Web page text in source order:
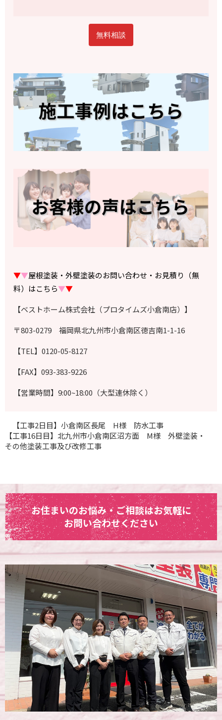
▼▼屋根塗装・外壁塗装のお問い合わせ・お見積り（無
料）はこちら▼▼
【ベストホーム株式会社（プロタイムズ小倉南店）】
〒803-0279 福岡県北九州市小倉南区徳吉南1-1-16
【TEL】0120-05-8127
【FAX】093-383-9226
【営業時間】9:00~18:00（大型連休除く）
【工事2日目】小倉南区長尾 H様 防水工事
【工事16日目】北九州市小倉南区沼方面 M様 外壁塗装・
その他塗装工事及び改修工事
お住まいのお悩み・ご相談はお気軽に
お問い合わせください